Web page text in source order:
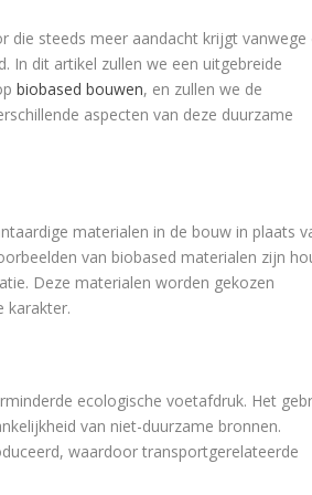
die steeds meer aandacht krijgt vanwege
In dit artikel zullen we een uitgebreide
biobased bouwen, en zullen we de
aspecten van deze duurzame
materialen in de bouw in plaats
van biobased materialen zijn
Deze materialen worden gekozen
karakter.
ecologische voetafdruk. Het
van niet-duurzame bronnen.
waardoor transportgerelateerde